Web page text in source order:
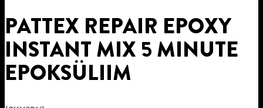
PATTEX REPAIR EPOXY
INSTANT MIX 5 MINUTE
EPOKSÜLIIM